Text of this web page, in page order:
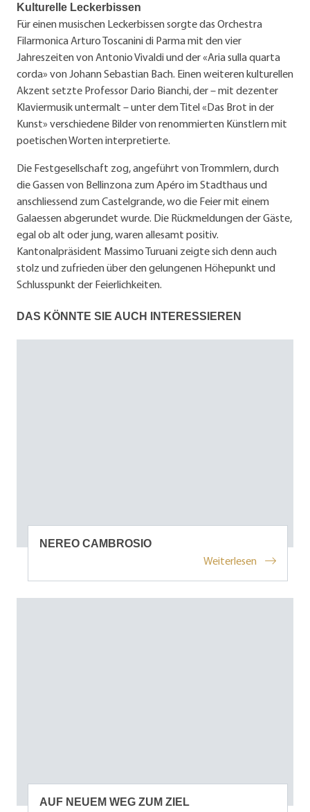
Kulturelle Leckerbissen
Für einen musischen Leckerbissen sorgte das Orchestra
Filarmonica Arturo Toscanini di Parma mit den vier
Jahreszeiten von Antonio Vivaldi und der «Aria sulla quarta
corda» von Johann Sebastian Bach. Einen weiteren kulturellen
Akzent setzte Professor Dario Bianchi, der – mit dezenter
Klaviermusik untermalt – unter dem Titel «Das Brot in der
Kunst» verschiedene Bilder von renommierten Künstlern mit
poetischen Worten interpretierte.
Die Festgesellschaft zog, angeführt von Trommlern, durch
die Gassen von Bellinzona zum Apéro im Stadthaus und
anschliessend zum Castelgrande, wo die Feier mit einem
Galaessen abgerundet wurde. Die Rückmeldungen der Gäste,
egal ob alt oder jung, waren allesamt positiv.
Kantonalpräsident Massimo Turuani zeigte sich denn auch
stolz und zufrieden über den gelungenen Höhepunkt und
Schlusspunkt der Feierlichkeiten.
DAS KÖNNTE SIE AUCH INTERESSIEREN
NEREO CAMBROSIO
Weiterlesen
AUF NEUEM WEG ZUM ZIEL